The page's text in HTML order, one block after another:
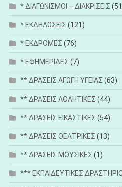
* ΔΙΑΓΩΝΙΣΜΟΙ – ΔΙΑΚΡΙΣΕΙΣ
* ΕΚΔΗΛΩΣΕΙΣ (121)
* ΕΚΔΡΟΜΕΣ (76)
* ΕΦΗΜΕΡΙΔΕΣ (7)
** ΔΡΑΣΕΙΣ ΑΓΩΓΗ ΥΓΕΙΑΣ (63)
** ΔΡΑΣΕΙΣ ΑΘΛΗΤΙΚΕΣ (44)
** ΔΡΑΣΕΙΣ ΕΙΚΑΣΤΙΚΕΣ (54)
** ΔΡΑΣΕΙΣ ΘΕΑΤΡΙΚΕΣ (13)
** ΔΡΑΣΕΙΣ ΜΟΥΣΙΚΕΣ (1)
*** ΕΚΠΑΙΔΕΥΤΙΚΕΣ